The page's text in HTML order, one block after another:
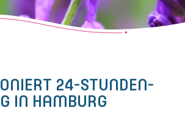
24-STUNDEN-
IN HAMBURG